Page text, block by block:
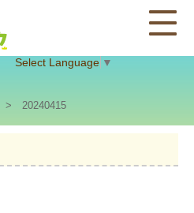
Select Language ▼
> 20240415